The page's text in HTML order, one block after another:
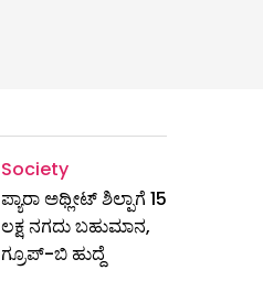
Society
ಪ್ಯಾರಾ ಅಥ್ಲೀಟ್ ಶಿಲ್ಪಾಗೆ 15
ಲಕ್ಷ ನಗದು ಬಹುಮಾನ,
ಗ್ರೂಪ್-ಬಿ ಹುದ್ದೆ